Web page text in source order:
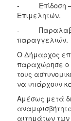
- Επίδοση –
Επιμελητών.
- Παραλαβή
παραγγελιών.
Ο Δήμαρχος
παραχώρησε ο
τους
να υπάρχουν
Αμέσως μετά
αιτημάτων των